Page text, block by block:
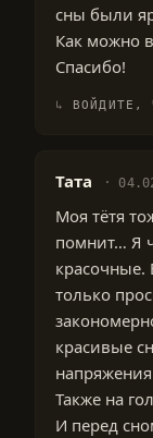
сны были
Как можно
Спасибо!
ВОЙДИТЕ,
Тата
Моя тётя
помнит… Я
красочные.
только
красивые
напряжения
Также на
И перед